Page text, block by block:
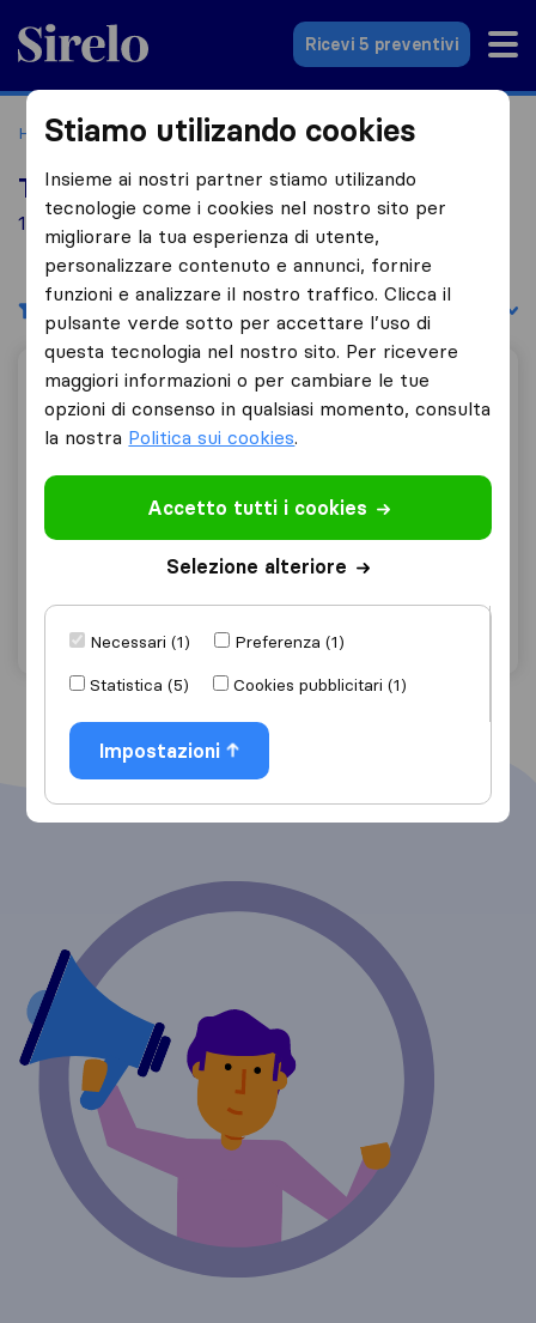
Sirelo.it
Ricevi 5 preventivi
Home Le 10 migliori aziende di traslochi in Italia
Top 10 traslocatori a Monteros
1 aziende di traslochi trovate a Monteros
Filtri Filtra per:
Traslochi Casa Roma Srl
13
Traslochi Casa Roma Srl
Chiedi preventivo Dettagli
Stiamo utilizando cookies
Insieme ai nostri partner stiamo utilizando
tecnologie come i cookies nel nostro sito per
migliorare la tua esperienza di utente,
personalizzare contenuto e annunci, fornire
funzioni e analizzare il nostro traffico. Clicca il
pulsante verde sotto per accettare l’uso di
questa tecnologia nel nostro sito. Per ricevere
maggiori informazioni o per cambiare le tue
opzioni di consenso in qualsiasi momento, consulta
la nostra Politica sui cookies.
Accetto tutti i cookies
Selezione alteriore
Necessari (1)
Preferenza (1)
Statistica (5)
Cookies pubblicitari (1)
Impostazioni